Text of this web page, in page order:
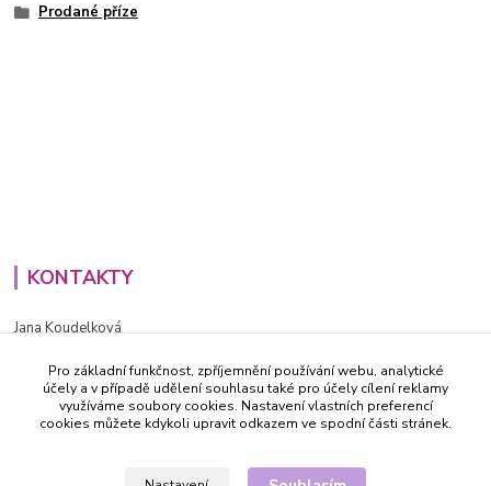
Prodané příze
KONTAKTY
Jana Koudelková
PO - PÁ (8-16h)
info@decida.cz
Pro základní funkčnost, zpříjemnění používání webu, analytické
účely a v případě udělení souhlasu také pro účely cílení reklamy
využíváme soubory cookies. Nastavení vlastních preferencí
cookies můžete kdykoli upravit odkazem ve spodní části stránek.